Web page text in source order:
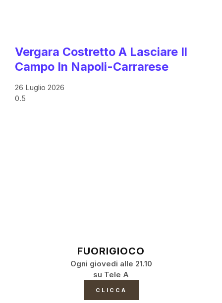
Vergara Costretto A Lasciare Il
Campo In Napoli-Carrarese
26 Luglio 2026
FUORIGIOCO
Ogni giovedi alle 21.10
su Tele A
CLICCA